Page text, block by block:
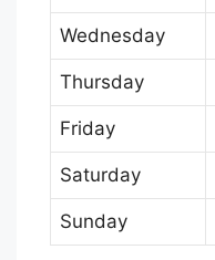
Wednesday
Thursday
Friday
Saturday
Sunday